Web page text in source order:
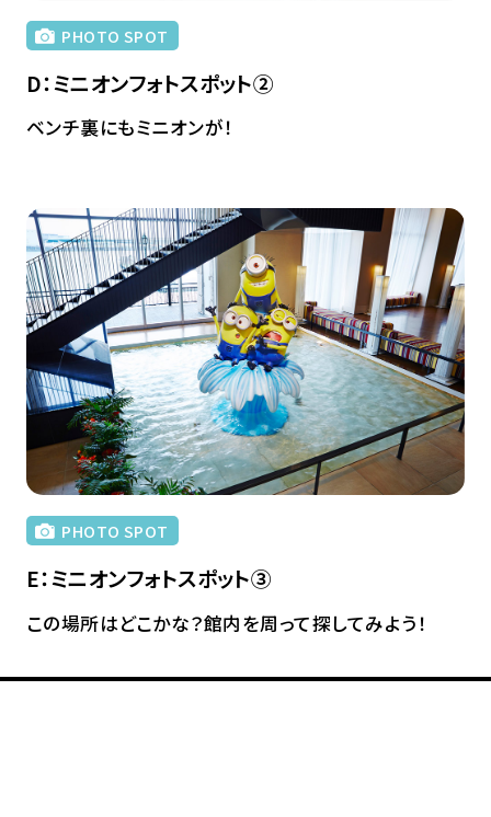
PHOTO SPOT
D：ミニオンフォトスポット②
ベンチ裏にもミニオンが！
PHOTO SPOT
E：ミニオンフォトスポット③
この場所はどこかな？館内を周って探してみよう！